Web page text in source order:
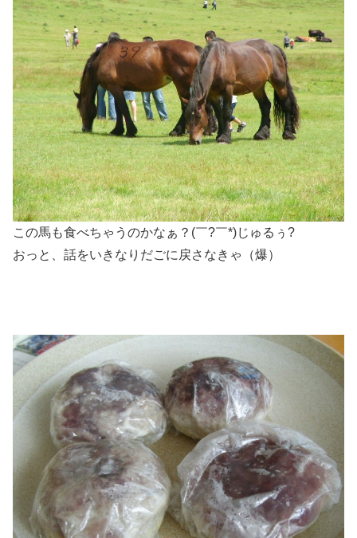
この馬も食べちゃうのかなぁ？(￣?￣*)じゅるぅ?
おっと、話をいきなりだごに戻さなきゃ（爆）